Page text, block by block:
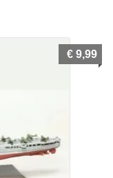
€ 9,99